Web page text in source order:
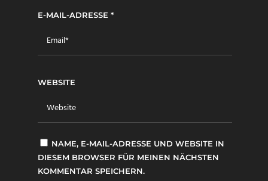
E-MAIL-ADRESSE *
WEBSITE
NAME, E-MAIL-ADRESSE UND WEBSITE IN
DIESEM BROWSER FÜR MEINEN NÄCHSTEN
KOMMENTAR SPEICHERN.